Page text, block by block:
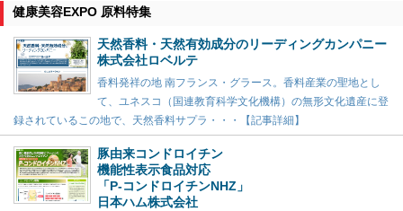
健康美容EXPO 原料特集
天然香料・天然有効成分のリーディングカンパニー
株式会社ロベルテ
香料発祥の地 南フランス・グラース。香料産業の聖地とし
て、ユネスコ（国連教育科学文化機構）の無形文化遺産に登
録されているこの地で、天然香料サプラ・・・【記事詳細】
豚由来コンドロイチン
機能性表示食品対応
「P-コンドロイチンNHZ」
日本ハム株式会社